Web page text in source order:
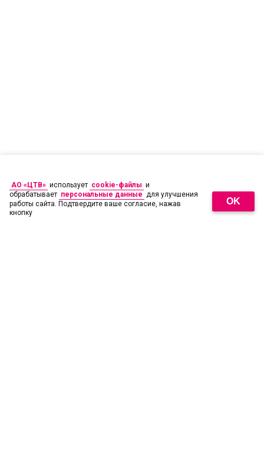
АО «ЦТВ» использует cookie-файлы и
обрабатывает персональные данные для улучшения
работы сайта. Подтвердите ваше согласие, нажав
кнопку
OK